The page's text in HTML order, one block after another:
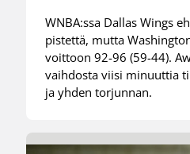
WNBA:ssa Dallas Wings
pistettä, mutta
voittoon 92-96 (59-44).
vaihdosta viisi minuuttia
ja yhden torjunnan.